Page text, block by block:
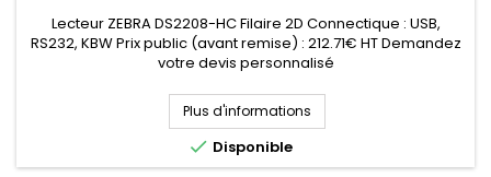
Lecteur ZEBRA DS2208-HC Filaire 2D Connectique : USB,
RS232, KBW Prix public (avant remise) : 212.71€ HT Demandez
votre devis personnalisé
Plus d'informations
 Disponible